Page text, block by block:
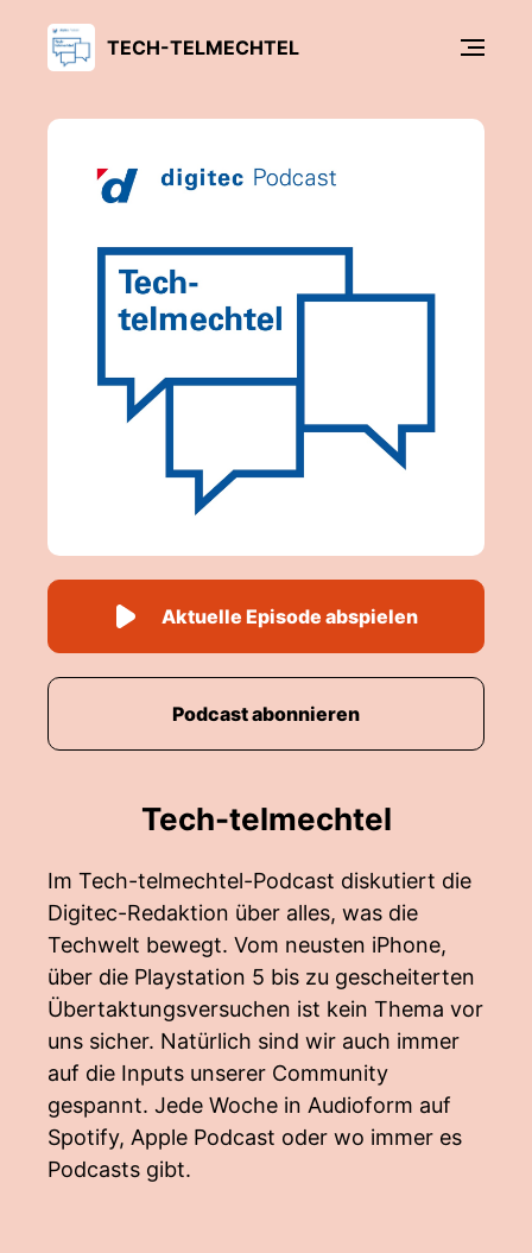
TECH-TELMECHTEL
Tech-telmechtel
Im Tech-telmechtel-Podcast diskutiert die
Digitec-Redaktion über alles, was die
Techwelt bewegt. Vom neusten iPhone,
über die Playstation 5 bis zu gescheiterten
Übertaktungsversuchen ist kein Thema vor
uns sicher. Natürlich sind wir auch immer
auf die Inputs unserer Community
gespannt. Jede Woche in Audioform auf
Spotify, Apple Podcast oder wo immer es
Podcasts gibt.
Aktuelle Episode abspielen
Podcast abonnieren